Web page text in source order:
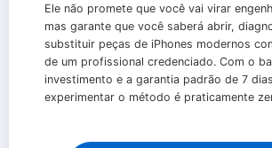
Ele não promete que você vai virar
mas garante que você saberá abrir,
substituir peças de iPhones modernos
de um profissional credenciado. Com o
investimento e a garantia padrão de 7
experimentar o método é praticamente